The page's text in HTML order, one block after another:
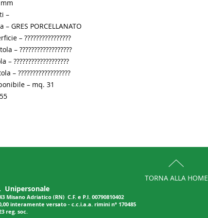
–
GRES PORCELLANATO
– ????????????????
– ??????????????????
???????????????????
– ??????????????????
– mq. 31
TORNA ALLA HOME
Unipersonale
Misano Adriatico (RN) C.F. e P.I. 00790810402
interamente versato - c.c.i.a.a. rimini n° 170485
reg. soc.